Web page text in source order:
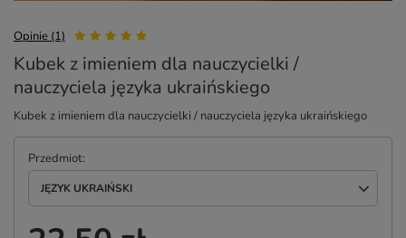
Opinie (1)
Kubek z imieniem dla nauczycielki /
nauczyciela języka ukraińskiego
Kubek z imieniem dla nauczycielki / nauczyciela języka ukraińskiego
Przedmiot
JĘZYK UKRAIŃSKI